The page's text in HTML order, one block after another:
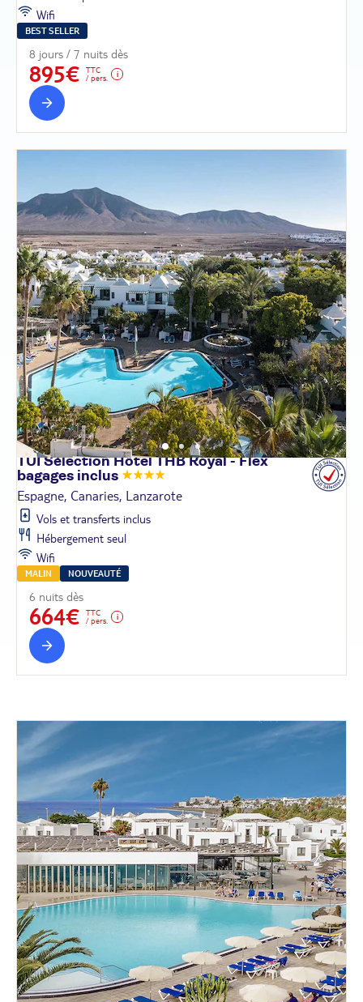
Wifi
BEST SELLER
8 jours / 7 nuits dès
895€
TTC
/ pers.
TUI Sélection Hôtel THB Royal - Flex
bagages inclus
Espagne, Canaries, Lanzarote
Vols et transferts inclus
Hébergement seul
Wifi
MALIN NOUVEAUTÉ
6 nuits dès
664€
TTC
/ pers.